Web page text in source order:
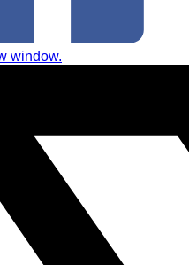
window.